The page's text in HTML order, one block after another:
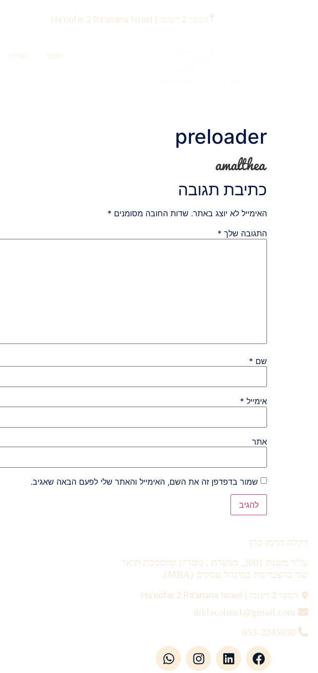
הנופר 2 רעננה | Ha'nofar 2 Ra'anana Israel
ראשי אודות
preloader
כתיבת תגובה
האימייל לא יוצג באתר. שדות החובה מסומנים *
התגובה שלך *
שם *
אימייל *
אתר
שמור בדפדפן זה את השם, האימייל והאתר שלי לפעם הבאה שאגיב.
דקלה הרמן כהן
עו"ד משנת 2001, מגשרת , נוטריון ומוסמכת תואר
שני בהצטיינות במינהל עסקים (MBA).
הנופר 2 רעננה | Ha'nofar 2 Ra'anana Israel
diklacohen1@gmail.com
053-2245050